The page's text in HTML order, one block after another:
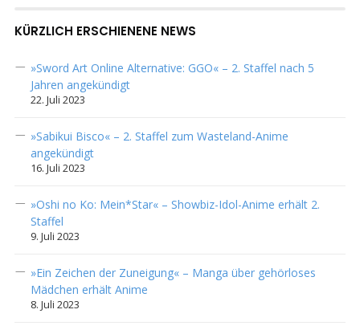
KÜRZLICH ERSCHIENENE NEWS
»Sword Art Online Alternative: GGO« – 2. Staffel nach 5
Jahren angekündigt
22. Juli 2023
»Sabikui Bisco« – 2. Staffel zum Wasteland-Anime
angekündigt
16. Juli 2023
»Oshi no Ko: Mein*Star« – Showbiz-Idol-Anime erhält 2.
Staffel
9. Juli 2023
»Ein Zeichen der Zuneigung« – Manga über gehörloses
Mädchen erhält Anime
8. Juli 2023